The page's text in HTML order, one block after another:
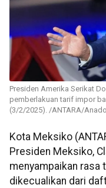
Presiden Amerika Serikat
pemberlakuan tarif impor
(3/2/2025). /ANTARA/
Kota Meksiko
Presiden Meksiko,
menyampaikan rasa
dikecualikan dari